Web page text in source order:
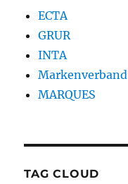
ECTA
GRUR
INTA
Markenverband
MARQUES
TAG CLOUD